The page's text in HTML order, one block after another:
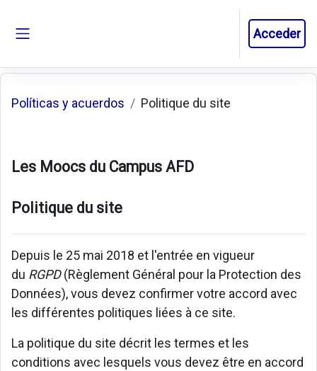
Acceder
Políticas y acuerdos Politique du site
Les Moocs du Campus AFD
Politique du site
Depuis le 25 mai 2018 et l'entrée en vigueur
du RGPD(Règlement Général pour la Protection des
Données), vous devez confirmer votre accord avec
les différentes politiques liées à ce site.
La politique du site décrit les termes et les
conditions avec lesquels vous devez être en accord